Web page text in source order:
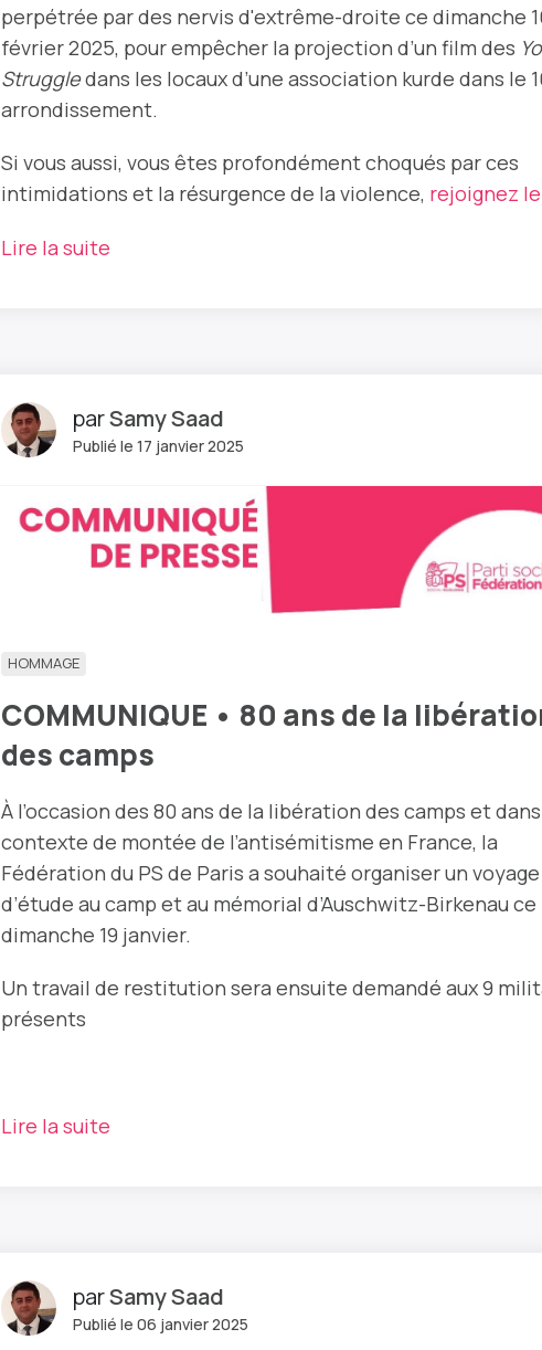
perpétrée par des nervis d'extrême-droite ce dimanche
février 2025, pour empêcher la projection d’un film des
Struggledans les locaux d’une association kurde dans le
arrondissement.
Si vous aussi, vous êtes profondément choqués par ces
intimidations et la résurgence de la violence, rejoignez le
Lire la suite
parSamy Saad
Publié le 17 janvier 2025
HOMMAGE
COMMUNIQUE • 80 ans de la
des camps
À l’occasion des 80 ans de la libération des camps et
contexte de montée de l’antisémitisme en France, la
Fédération du PS de Paris a souhaité organiser un voyage
d’étude au camp et au mémorial d’Auschwitz-Birkenau ce
dimanche 19 janvier.
Un travail de restitution sera ensuite demandé aux 9
présents
Lire la suite
parSamy Saad
Publié le 06 janvier 2025